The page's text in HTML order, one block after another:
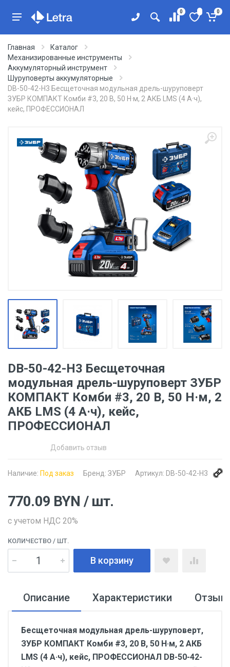
0 0
Главная
Каталог
Механизированные инструменты
Аккумуляторный инструмент
Шуруповерты аккумуляторные
DB-50-42-H3 Бесщеточная модульная дрель-шуруповерт
ЗУБР КОМПАКТ Комби #3, 20 В, 50 Н·м, 2 АКБ LMS (4 А·ч),
кейс, ПРОФЕССИОНАЛ
DB-50-42-H3 Бесщеточная
модульная дрель-шуруповерт ЗУБР
КОМПАКТ Комби #3, 20 В, 50 Н·м, 2
АКБ LMS (4 А·ч), кейс,
ПРОФЕССИОНАЛ
Добавить отзыв
Наличие: Под заказ Бренд: ЗУБР Артикул: DB-50-42-H3
770.09 BYN / шт.
с учетом НДС 20%
КОЛИЧЕСТВО / ШТ.
В корзину
Описание Характеристики
Бесщеточная модульная дрель-шуруповерт,
ЗУБР КОМПАКТ Комби #3, 20 В, 50 Н·м, 2 АКБ
LMS (4 А·ч), кейс, ПРОФЕССИОНАЛ DB-50-42-